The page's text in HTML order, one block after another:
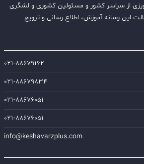
از سراسر کشور و مسئولین کشوری و لشگری
این رسانه آموزش، اطلاع رسانی و ترویج
۰۲۱-۸۸۶۷۹۱۶۲
۰۲۱-۸۸۶۷۹۸۳۴
۰۲۱-۸۸۶۷۶۰۵۱
۰۲۱-۸۸۶۷۶۰۵۱
info@keshavarzplus.com